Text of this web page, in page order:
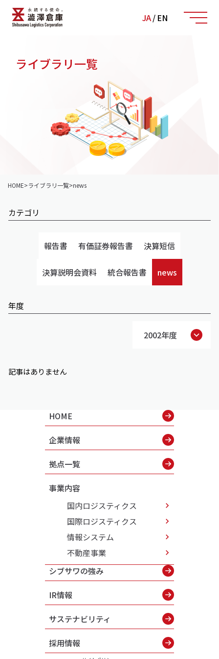
JA/ EN
ライブラリ一覧
HOME>ライブラリ一覧>news
カテゴリ
報告書 有価証券報告書 決算短信
決算説明会資料 統合報告書 news
年度
2002年度
記事はありません
HOME
企業情報
拠点一覧
事業内容
国内ロジスティクス
国際ロジスティクス
情報システム
不動産事業
シブサワの強み
IR情報
サステナビリティ
採用情報